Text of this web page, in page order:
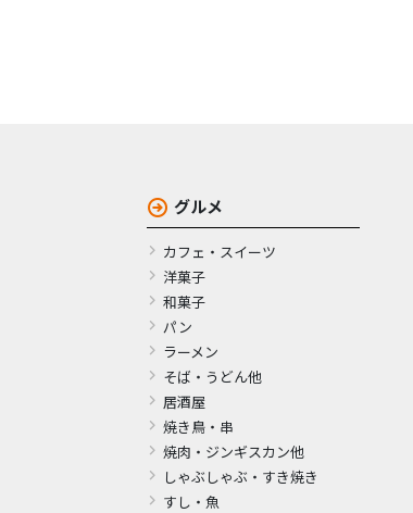
グルメ
カフェ・スイーツ
洋菓子
和菓子
パン
ラーメン
そば・うどん他
居酒屋
焼き鳥・串
焼肉・ジンギスカン他
しゃぶしゃぶ・すき焼き
すし・魚